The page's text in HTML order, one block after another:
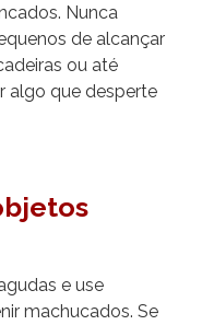
Nunca
de alcançar
ou até
algo que desperte
e use
machucados. Se